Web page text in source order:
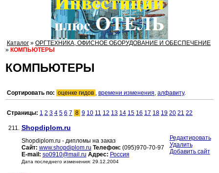
Каталог » ОРГТЕХНИКА, ОФИСНОЕ ОБОРУДОВАНИЕ И ОБЕСПЕЧЕНИЕ
» КОМПЬЮТЕРЫ
КОМПЬЮТЕРЫ
Сортировать по: оценке гидов , времени изменения, алфавиту.
Страницы: 1 2 3 4 5 6 7 8 9 10 11 12 13 14 15 16 17 18 19 20 21 22
211. Shopdiplom.ru
Shopdiplom.ru - дипломы на заказ
Сайт: www.shopdiplom.ru Телефон: (095)970-70-97
E-mail: so0910@mail.ru Адрес: Россия
Дата последнего изменения: 29.12.2004
Редактировать
Удалить
Добавить сайт